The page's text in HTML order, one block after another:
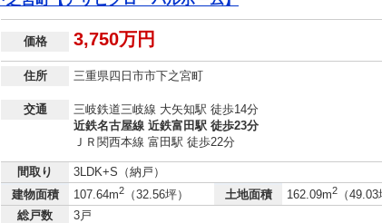
価格 3,750万円
住所 三重県四日市市下之宮町
交通
三岐鉄道三岐線 大矢知駅 徒歩14分
近鉄名古屋線 近鉄富田駅 徒歩23分
ＪＲ関西本線 富田駅 徒歩22分
間取り
3LDK+S（納戸）
建物面積
107.64m2 （32.56坪） 土地面積 162.09m2
（49.03
総戸数
3戸